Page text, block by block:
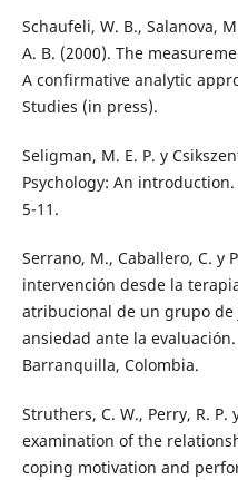
Schaufeli, W. B., Salanova,
A. B. (2000). The
A confirmative analytic
Studies (in press).
Seligman, M. E. P. y
Psychology: An
5-11.
Serrano, M., Caballero, C. y
intervención desde la
atribucional de un grupo de
ansiedad ante la
Barranquilla, Colombia.
Struthers, C. W., Perry, R. P.
examination of the
coping motivation and